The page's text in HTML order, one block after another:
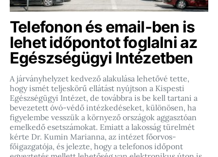
Telefonon és email-ben is
lehet időpontot foglalni az
Egészségügyi Intézetben
A járványhelyzet kedvező alakulása lehetővé tette,
hogy ismét teljeskörű ellátást nyújtson a Kispesti
Egészségügyi Intézet, de továbbra is be kell tartani a
bevezetett óvó-védő intézkedéseket, különösen, ha
figyelembe vesszük a környező országok aggasztóan
emelkedő esetszámokat. Emiatt a lakosság türelmét
kérte Dr. Kumin Marianna, az intézet főorvos-
főigazgatója, és jelezte, hogy a telefonos időpont